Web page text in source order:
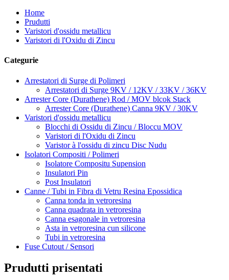
Home
Prudutti
Varistori d'ossidu metallicu
Varistori di l'Oxidu di Zincu
Categurie
Arrestatori di Surge di Polimeri
Arrestatori di Surge 9KV / 12KV / 33KV / 36KV
Arrester Core (Durathene) Rod / MOV blcok Stack
Arrester Core (Durathene) Canna 9KV / 30KV
Varistori d'ossidu metallicu
Blocchi di Ossidu di Zincu / Bloccu MOV
Varistori di l'Oxidu di Zincu
Varistor à l'ossidu di zincu Disc Nudu
Isolatori Compositi / Polimeri
Isolatore Compositu Supension
Insulatori Pin
Post Insulatori
Canne / Tubi in Fibra di Vetru Resina Epossidica
Canna tonda in vetroresina
Canna quadrata in vetroresina
Canna esagonale in vetroresina
Asta in vetroresina cun silicone
Tubi in vetroresina
Fuse Cutout / Sensori
Prudutti prisentati